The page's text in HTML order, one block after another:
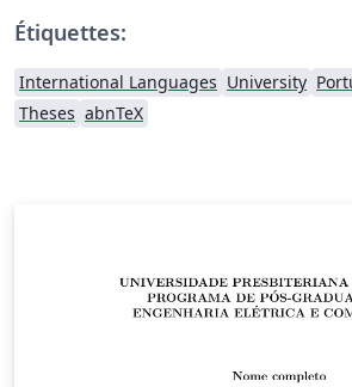
Étiquettes:
International Languages University
Theses abnTeX